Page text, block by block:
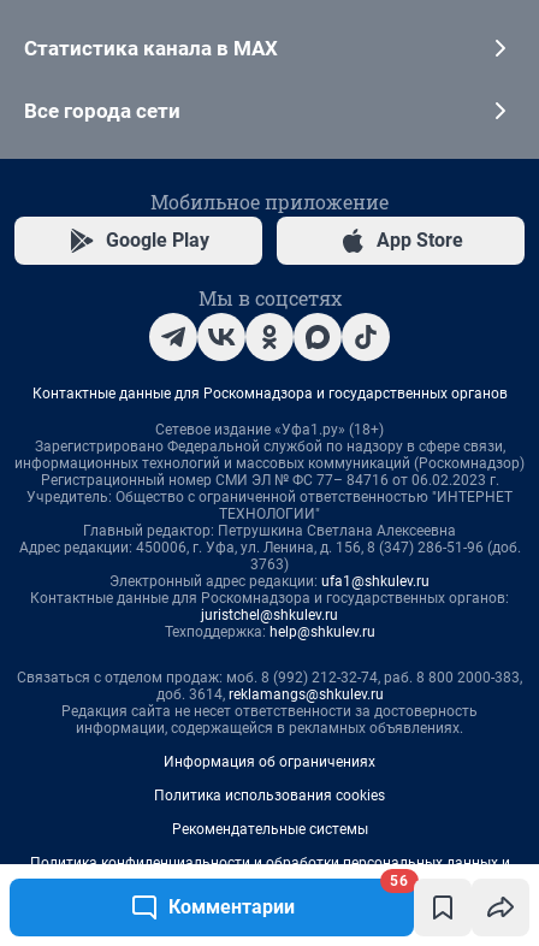
Комментарии
56
Статистика канала в MAX
Все города сети
Мобильное приложение
Google Play App Store
Мы в соцсетях
Контактные данные для Роскомнадзора и государственных органов
Сетевое издание «Уфа1.ру» (18+)
Зарегистрировано Федеральной службой по надзору в сфере связи,
информационных технологий и массовых коммуникаций (Роскомнадзор)
Регистрационный номер СМИ ЭЛ № ФС 77– 84716 от 06.02.2023 г.
Учредитель: Общество с ограниченной ответственностью "ИНТЕРНЕТ
ТЕХНОЛОГИИ"
Главный редактор: Петрушкина Светлана Алексеевна
Адрес редакции: 450006, г. Уфа, ул. Ленина, д. 156, 8 (347) 286-51-96 (доб.
3763)
Электронный адрес редакции: ufa1@shkulev.ru
Контактные данные для Роскомнадзора и государственных органов:
juristchel@shkulev.ru
Техподдержка: help@shkulev.ru
Связаться с отделом продаж: моб. 8 (992) 212-32-74, раб. 8 800 2000-383,
доб. 3614, reklamangs@shkulev.ru
Редакция сайта не несет ответственности за достоверность
информации, содержащейся в рекламных объявлениях.
Информация об ограничениях
Политика использования cookies
Рекомендательные системы
Политика конфиденциальности и обработки персональных данных и
правила использования сайта
Пользовательское соглашение сервиса «Подписка без баннерной